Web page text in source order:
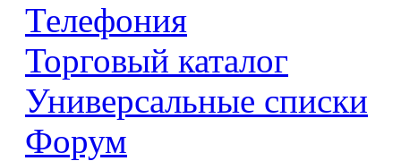
Телефония
Торговый каталог
Универсальные списки
Форум